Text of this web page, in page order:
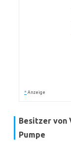
* Anzeige
Besitzer von
Pumpe